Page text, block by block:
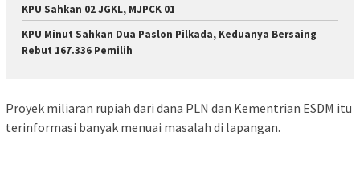
KPU Sahkan 02 JGKL, MJPCK 01
KPU Minut Sahkan Dua Paslon Pilkada, Keduanya Bersaing
Rebut 167.336 Pemilih
Proyek miliaran rupiah dari dana PLN dan Kementrian ESDM itu
terinformasi banyak menuai masalah di lapangan.